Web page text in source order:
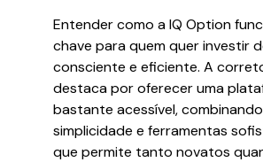
Entender como a IQ Option
chave para quem quer investir
consciente e eficiente. A
destaca por oferecer uma
bastante acessível, combinando
simplicidade e ferramentas
que permite tanto novatos